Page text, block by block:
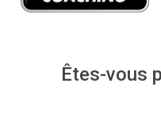
Êtes-vous